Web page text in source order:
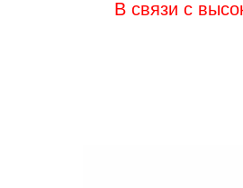
В связи с